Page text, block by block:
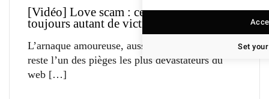
[Vidéo] Love scam : cette arnaque fait
toujours autant de victimes en France
L’arnaque amoureuse, aussi appelée love scam,
reste l’un des pièges les plus dévastateurs du
web
Set